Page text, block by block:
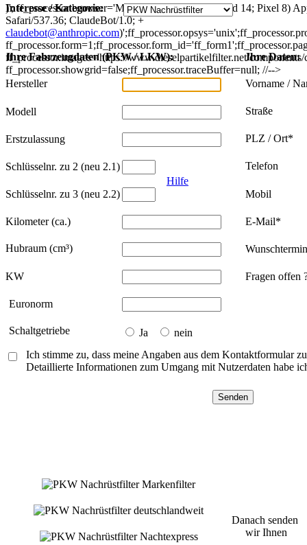
)'; ff_processor.browser='Mozilla/5.0 (Linux; Android 14; Pixel 8)
Safari/537.36; ClaudeBot/1.0; +
claudebot@anthropic.com
ff_processor.images='https://www.dieselpartikelfilter.net/
ff_processor.showgrid=false;ff_processor.traceBuffer=null; //-->
Interesse / Kategorie:
Ihre Fahrzeugdaten (PKW / LKW): Ihre Daten:
Hersteller
Modell
Erstzulassung
Schlüsselnr. zu 2 (neu 2.1)
Hilfe
Schlüsselnr. zu 3 (neu 2.2)
Kilometer (ca.)
Hubraum (cm³)
KW
Euronorm
Schaltgetriebe nein
Ja
Vorname /
Straße
PLZ / Ort*
Telefon
Mobil
E-Mail*
Wunschtermin
Fragen offen
Ich stimme zu, dass meine Angaben aus dem Kontaktformular
Detaillierte Informationen zum Umgang mit Nutzerdaten habe
Danach senden
wir Ihnen